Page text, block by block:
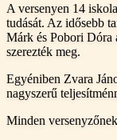
A versenyen 14
tudását. Az idősebb
Márk és Pobori Dóra
szerezték meg.
Egyéniben Zvara
nagyszerű
Minden